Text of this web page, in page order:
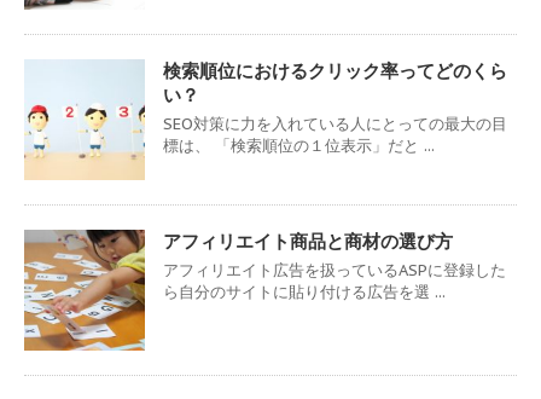
検索順位におけるクリック率ってどのくら
い？
SEO対策に力を入れている人にとっての最大の目
標は、 「検索順位の１位表示」だと ...
アフィリエイト商品と商材の選び方
アフィリエイト広告を扱っているASPに登録した
ら自分のサイトに貼り付ける広告を選 ...